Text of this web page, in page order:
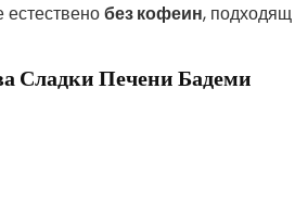
без кофеин, подходящ
Сладки Печени Бадеми